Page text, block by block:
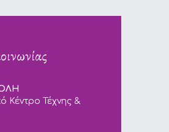
Κέντρο Τέχνης &